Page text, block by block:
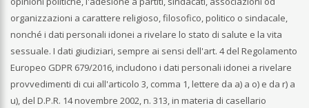
organizzazioni a carattere religioso, filosofico, politico o sindacale,
nonché i dati personali idonei a rivelare lo stato di salute e la vita
sessuale. I dati giudiziari, sempre ai sensi dell'art. 4 del Regolamento
Europeo GDPR 679/2016, includono i dati personali idonei a rivelare
provvedimenti di cui all'articolo 3, comma 1, lettere da a) a o) e da r) a
u), del D.P.R. 14 novembre 2002, n. 313, in materia di casellario